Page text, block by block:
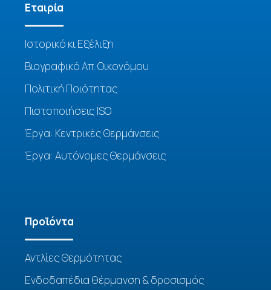
Eταιρία
Ιστορικό κι Εξέλιξη
Βιογραφικό Απ. Οικονόμου
Πολιτική Ποιότητας
Πιστοποιήσεις ISO
Έργα: Κεντρικές Θερμάνσεις
Έργα: Αυτόνομες Θερμάνσεις
Προϊόντα
Αντλίες Θερμότητας
Ενδοδαπέδια θέρμανση & δροσισμός